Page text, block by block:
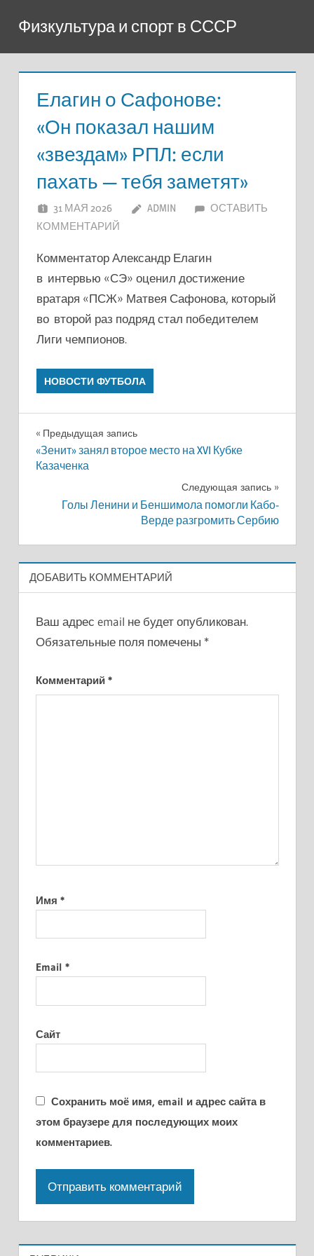
содержимому
Физкультура и спорт в СССР
Елагин о Сафонове:
«Он показал нашим
«звездам» РПЛ: если
пахать — тебя заметят»
31 МАЯ 2026 ADMIN
ОСТАВИТЬ
КОММЕНТАРИЙ
Комментатор Александр Елагин
в интервью «СЭ» оценил достижение
вратаря «ПСЖ» Матвея Сафонова, который
во второй раз подряд стал победителем
Лиги чемпионов.
НОВОСТИ ФУТБОЛА
Навигация
по
Предыдущая запись
«Зенит» занял второе место на XVI Кубке
Казаченка
Следующая запись
Голы Ленини и Беншимола помогли Кабо-
Верде разгромить Сербию
ДОБАВИТЬ КОММЕНТАРИЙ
Ваш адрес email не будет опубликован.
Обязательные поля помечены *
Комментарий *
Имя *
Email *
Сайт
Сохранить моё имя, email и адрес сайта в
этом браузере для последующих моих
комментариев.